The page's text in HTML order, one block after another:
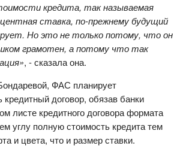
кредита, так называемая
ставка, по-прежнему будущий
Но это не только потому, что он
грамотен, а потому что так
, - сказала она.
ФАС планирует
кредитный договор, обязав банки
листе кредитного договора формата
углу полную стоимость кредита тем
и цвета, что и размер ставки.